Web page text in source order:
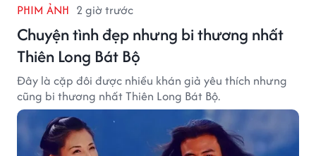
PHIM ẢNH 2 giờ trước
Chuyện tình đẹp nhưng bi thương nhất
Thiên Long Bát Bộ
Đây là cặp đôi được nhiều khán giả yêu thích nhưng
cũng bi thương nhất Thiên Long Bát Bộ.